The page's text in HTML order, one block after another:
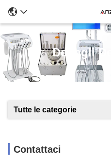
Dettagli
Tutte le categorie
Contattaci